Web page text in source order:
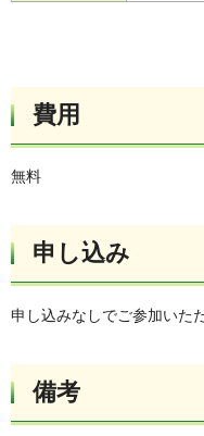
費用
無料
申し込み
申し込みなしでご参加いた
備考